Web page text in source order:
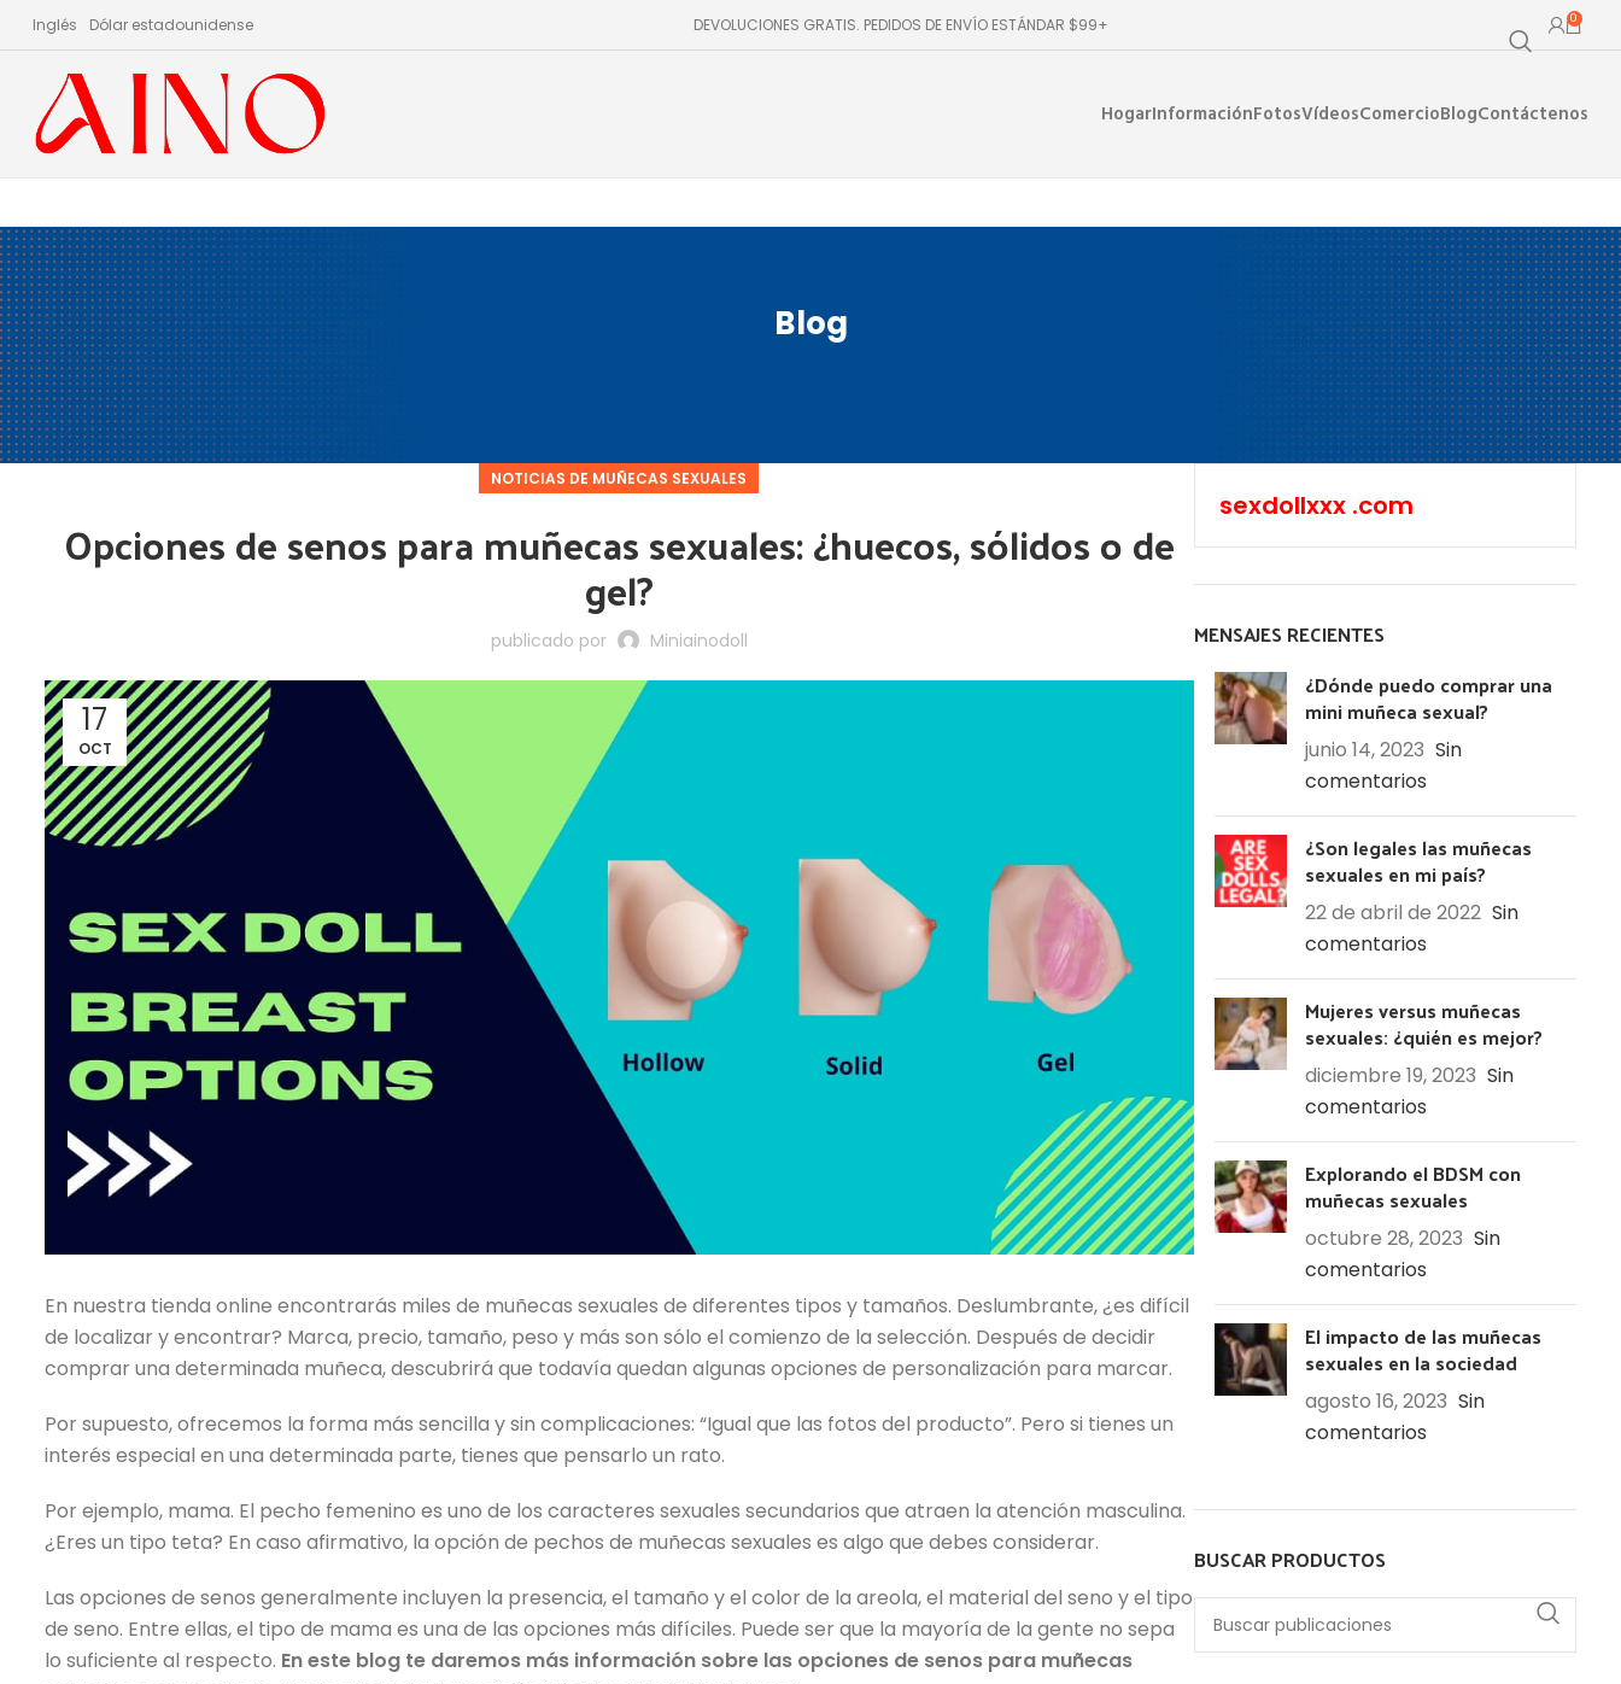
Inglés Dólar estadounidense DEVOLUCIONES GRATIS. PEDIDOS DE ENVÍO ESTÁNDAR $99+ 0
HogarInformaciónFotosVídeosComercioBlogContáctenos
Blog
NOTICIAS DE MUÑECAS SEXUALES
Opciones de senos para muñecas sexuales: ¿huecos, sólidos o de
gel?
publicado por Miniainodoll
17
OCT
En nuestra tienda online encontrarás miles de muñecas sexuales de diferentes tipos y tamaños. Deslumbrante, ¿es difícil
de localizar y encontrar? Marca, precio, tamaño, peso y más son sólo el comienzo de la selección. Después de decidir
comprar una determinada muñeca, descubrirá que todavía quedan algunas opciones de personalización para marcar.
Por supuesto, ofrecemos la forma más sencilla y sin complicaciones: “Igual que las fotos del producto”. Pero si tienes un
interés especial en una determinada parte, tienes que pensarlo un rato.
Por ejemplo, mama. El pecho femenino es uno de los caracteres sexuales secundarios que atraen la atención masculina.
¿Eres un tipo teta? En caso afirmativo, la opción de pechos de muñecas sexuales es algo que debes considerar.
Las opciones de senos generalmente incluyen la presencia, el tamaño y el color de la areola, el material del seno y el tipo
de seno. Entre ellas, el tipo de mama es una de las opciones más difíciles. Puede ser que la mayoría de la gente no sepa
lo suficiente al respecto. En este blog te daremos más información sobre las opciones de senos para muñecas
sexdollxxx .com
MENSAJES RECIENTES
¿Dónde puedo comprar una
mini muñeca sexual?
junio 14, 2023 Sin
comentarios
¿Son legales las muñecas
sexuales en mi país?
22 de abril de 2022 Sin
comentarios
Mujeres versus muñecas
sexuales: ¿quién es mejor?
diciembre 19, 2023 Sin
comentarios
Explorando el BDSM con
muñecas sexuales
octubre 28, 2023 Sin
comentarios
El impacto de las muñecas
sexuales en la sociedad
agosto 16, 2023 Sin
comentarios
BUSCAR PRODUCTOS